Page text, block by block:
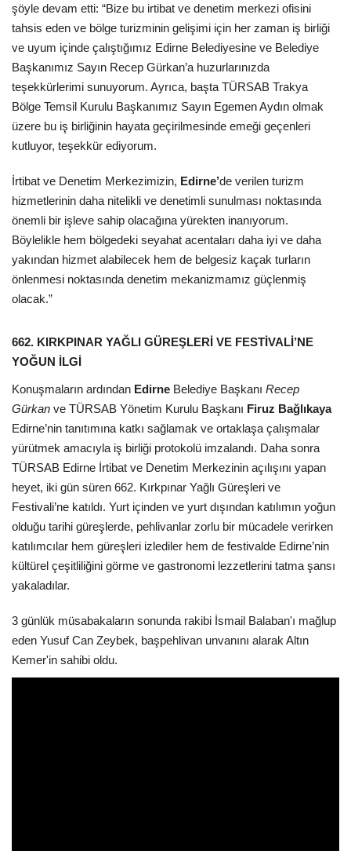
şöyle devam etti: “Bize bu irtibat ve denetim merkezi ofisini
tahsis eden ve bölge turizminin gelişimi için her zaman iş birliği
ve uyum içinde çalıştığımız Edirne Belediyesine ve Belediye
Başkanımız Sayın Recep Gürkan’a huzurlarınızda
teşekkürlerimi sunuyorum. Ayrıca, başta TÜRSAB Trakya
Bölge Temsil Kurulu Başkanımız Sayın Egemen Aydın olmak
üzere bu iş birliğinin hayata geçirilmesinde emeği geçenleri
kutluyor, teşekkür ediyorum.
İrtibat ve Denetim Merkezimizin, Edirne’de verilen turizm
hizmetlerinin daha nitelikli ve denetimli sunulması noktasında
önemli bir işleve sahip olacağına yürekten inanıyorum.
Böylelikle hem bölgedeki seyahat acentaları daha iyi ve daha
yakından hizmet alabilecek hem de belgesiz kaçak turların
önlenmesi noktasında denetim mekanizmamız güçlenmiş
olacak.”
662. KIRKPINAR YAĞLI GÜREŞLERİ VE FESTİVALİ’NE
YOĞUN İLGİ
Konuşmaların ardından Edirne Belediye Başkanı Recep
Gürkan ve TÜRSAB Yönetim Kurulu Başkanı Firuz Bağlıkaya
Edirne’nin tanıtımına katkı sağlamak ve ortaklaşa çalışmalar
yürütmek amacıyla iş birliği protokolü imzalandı. Daha sonra
TÜRSAB Edirne İrtibat ve Denetim Merkezinin açılışını yapan
heyet, iki gün süren 662. Kırkpınar Yağlı Güreşleri ve
Festivali’ne katıldı. Yurt içinden ve yurt dışından katılımın yoğun
olduğu tarihi güreşlerde, pehlivanlar zorlu bir mücadele verirken
katılımcılar hem güreşleri izlediler hem de festivalde Edirne’nin
kültürel çeşitliliğini görme ve gastronomi lezzetlerini tatma şansı
yakaladılar.
3 günlük müsabakaların sonunda rakibi İsmail Balaban'ı mağlup
eden Yusuf Can Zeybek, başpehlivan unvanını alarak Altın
Kemer'in sahibi oldu.